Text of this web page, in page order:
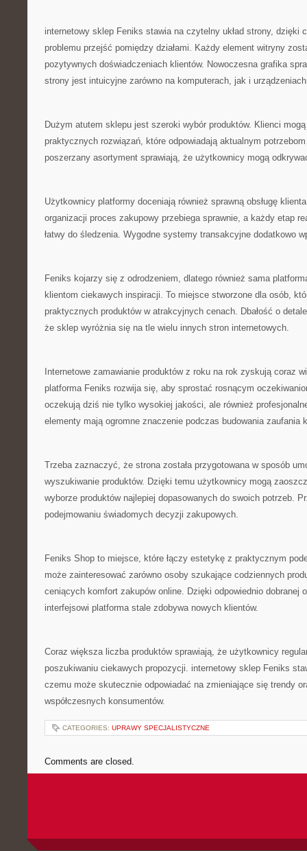
internetowy sklep Feniks stawia na czytelny układ strony, dzięki
problemu przejść pomiędzy działami. Każdy element witryny
pozytywnych doświadczeniach klientów. Nowoczesna grafika
strony jest intuicyjne zarówno na komputerach, jak i
Dużym atutem sklepu jest szeroki wybór produktów. Klienci
praktycznych rozwiązań, które odpowiadają aktualnym
poszerzany asortyment sprawiają, że użytkownicy mogą
Użytkownicy platformy doceniają również sprawną obsługę
organizacji proces zakupowy przebiega sprawnie, a każdy etap
łatwy do śledzenia. Wygodne systemy transakcyjne dodatkowo
Feniks kojarzy się z odrodzeniem, dlatego również sama
klientom ciekawych inspiracji. To miejsce stworzone dla osób,
praktycznych produktów w atrakcyjnych cenach. Dbałość o
że sklep wyróżnia się na tle wielu innych stron internetowych.
Internetowe zamawianie produktów z roku na rok zyskują coraz
platforma Feniks rozwija się, aby sprostać rosnącym
oczekują dziś nie tylko wysokiej jakości, ale również
elementy mają ogromne znaczenie podczas budowania zaufania
Trzeba zaznaczyć, że strona została przygotowana w sposób
wyszukiwanie produktów. Dzięki temu użytkownicy mogą
wyborze produktów najlepiej dopasowanych do swoich potrzeb.
podejmowaniu świadomych decyzji zakupowych.
Feniks Shop to miejsce, które łączy estetykę z praktycznym
może zainteresować zarówno osoby szukające codziennych
ceniących komfort zakupów online. Dzięki odpowiednio dobranej
interfejsowi platforma stale zdobywa nowych klientów.
Coraz większa liczba produktów sprawiają, że użytkownicy
poszukiwaniu ciekawych propozycji. internetowy sklep Feniks
czemu może skutecznie odpowiadać na zmieniające się trendy
współczesnych konsumentów.
CATEGORIES: UPRAWY SPECJALISTYCZNE
Comments are closed.